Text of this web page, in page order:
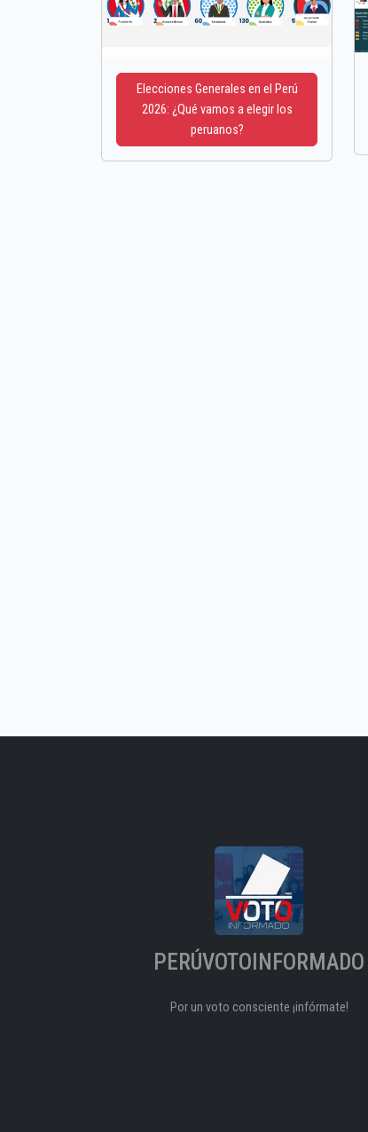
Elecciones Generales en el Perú
2026: ¿Qué vamos a elegir los
peruanos?
PERÚVOTOINFORMADO
Por un voto consciente ¡infórmate!